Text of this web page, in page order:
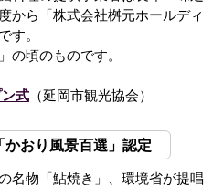
から「株式会社桝元ホールディ
す。
の頃のものです。
式（延岡市観光協会）
おり風景百選」認定
名物「鮎焼き」、環境省が提唱